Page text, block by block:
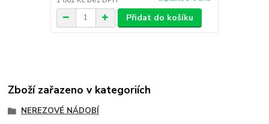
Přidat do košíku
Zboží zařazeno v kategoriích
NEREZOVÉ NÁDOBÍ